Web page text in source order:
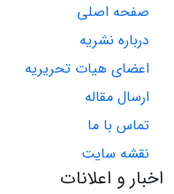
صفحه اصلی
درباره نشریه
اعضای هیات تحریریه
ارسال مقاله
تماس با ما
نقشه سایت
اخبار و اعلانات